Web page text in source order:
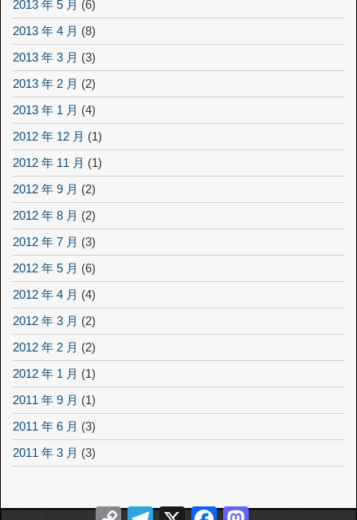
2013 年 5 月 (6)
2013 年 4 月 (8)
2013 年 3 月 (3)
2013 年 2 月 (2)
2013 年 1 月 (4)
2012 年 12 月 (1)
2012 年 11 月 (1)
2012 年 9 月 (2)
2012 年 8 月 (2)
2012 年 7 月 (3)
2012 年 5 月 (6)
2012 年 4 月 (4)
2012 年 3 月 (2)
2012 年 2 月 (2)
2012 年 1 月 (1)
2011 年 9 月 (1)
2011 年 6 月 (3)
2011 年 3 月 (3)
Copy Telegram
X FacebookMastodon